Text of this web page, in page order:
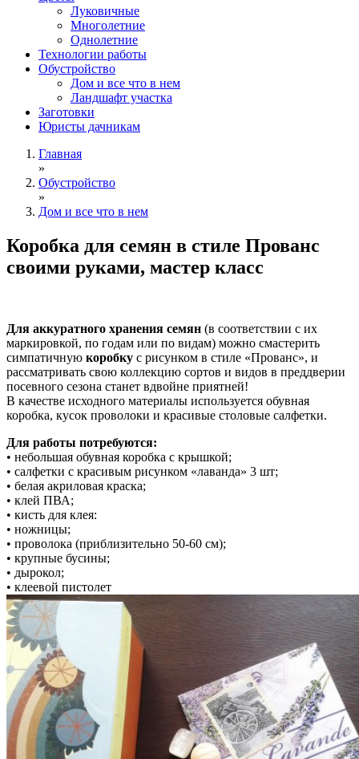
Луковичные
Многолетние
Однолетние
Технологии работы
Обустройство
Дом и все что в нем
Ландшафт участка
Заготовки
Юристы дачникам
Главная
»
Обустройство
»
Дом и все что в нем
Коробка для семян в стиле Прованс
своими руками, мастер класс
Для аккуратного хранения семян (в соответствии с их
маркировкой, по годам или по видам) можно смастерить
симпатичную коробку с рисунком в стиле «Прованс», и
рассматривать свою коллекцию сортов и видов в преддверии
посевного сезона станет вдвойне приятней!
В качестве исходного материалы используется обувная
коробка, кусок проволоки и красивые столовые салфетки.
Для работы потребуются:
• небольшая обувная коробка с крышкой;
• салфетки с красивым рисунком «лаванда» 3 шт;
• белая акриловая краска;
• клей ПВА;
• кисть для клея:
• ножницы;
• проволока (приблизительно 50-60 см);
• крупные бусины;
• дырокол;
• клеевой пистолет